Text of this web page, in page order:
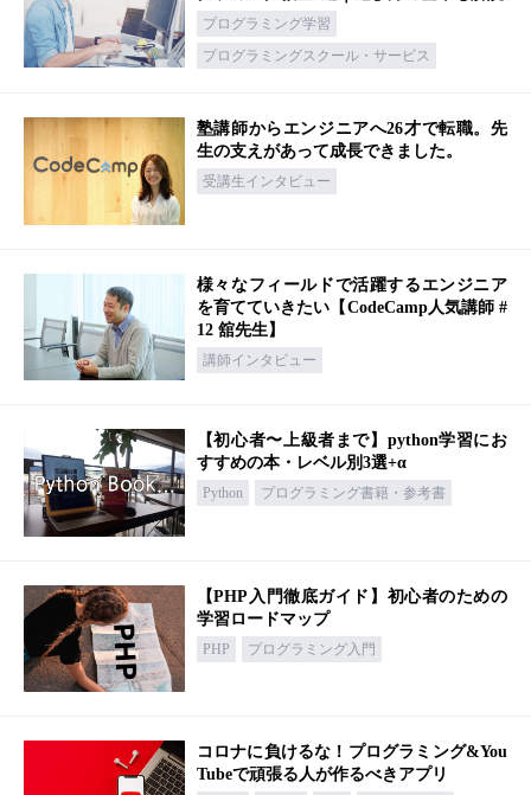
プログラミング学習
プログラミングスクール・サービス
塾講師からエンジニアへ26才で転職。先
生の支えがあって成長できました。
受講生インタビュー
様々なフィールドで活躍するエンジニア
を育てていきたい【CodeCamp人気講師 #
12 舘先生】
講師インタビュー
【初心者〜上級者まで】python学習にお
すすめの本・レベル別3選+α
Python プログラミング書籍・参考書
【PHP入門徹底ガイド】初心者のための
学習ロードマップ
PHP プログラミング入門
コロナに負けるな！プログラミング&You
Tubeで頑張る人が作るべきアプリ